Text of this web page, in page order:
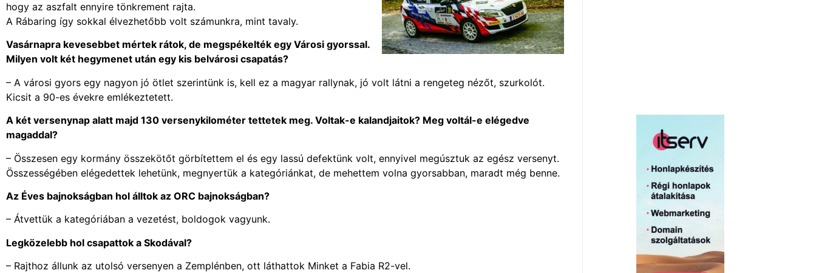
hogy az aszfalt ennyire tönkrement rajta.
A Rábaring így sokkal élvezhetőbb volt számunkra, mint tavaly.
Vasárnapra kevesebbet mértek rátok, de megspékelték egy Városi gyorssal.
Milyen volt két hegymenet után egy kis belvárosi csapatás?
– A városi gyors egy nagyon jó ötlet szerintünk is, kell ez a magyar rallynak, jó volt látni a rengeteg nézőt, szurkolót.
Kicsit a 90-es évekre emlékeztetett.
A két versenynap alatt majd 130 versenykilométer tettetek meg. Voltak-e kalandjaitok? Meg voltál-e elégedve
magaddal?
– Összesen egy kormány összekötőt görbítettem el és egy lassú defektünk volt, ennyivel megúsztuk az egész versenyt.
Összességében elégedettek lehetünk, megnyertük a kategóriánkat, de mehettem volna gyorsabban, maradt még benne.
Az Éves bajnokságban hol álltok az ORC bajnokságban?
– Átvettük a kategóriában a vezetést, boldogok vagyunk.
Legközelebb hol csapattok a Skodával?
– Rajthoz állunk az utolsó versenyen a Zemplénben, ott láthattok Minket a Fabia R2-vel.